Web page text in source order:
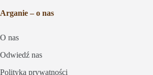
Arganie – o nas
O nas
Odwiedź nas
Polityka prywatności